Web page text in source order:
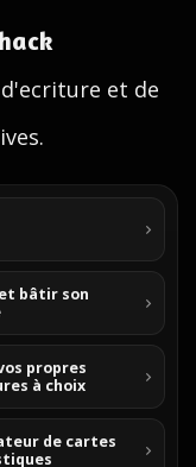
et de
bâtir son
propres
à choix
de cartes